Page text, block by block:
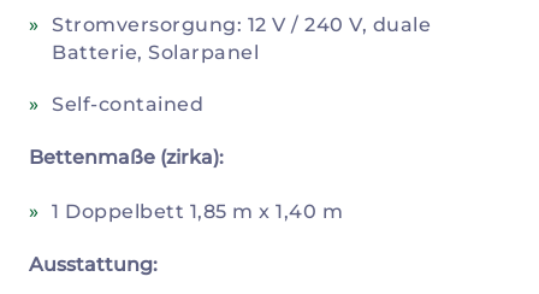
Stromversorgung: 12 V / 240 V, duale
Batterie, Solarpanel
Self-contained
Bettenmaße (zirka):
1 Doppelbett 1,85 m x 1,40 m
Ausstattung: